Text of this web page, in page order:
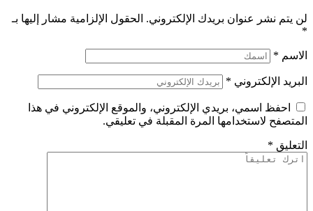
لن يتم نشر عنوان بريدك الإلكتروني. الحقول الإلزامية مشار إليها بـ
*
الاسم *
البريد الإلكتروني *
احفظ اسمي، بريدي الإلكتروني، والموقع الإلكتروني في هذا
المتصفح لاستخدامها المرة المقبلة في تعليقي.
التعليق *